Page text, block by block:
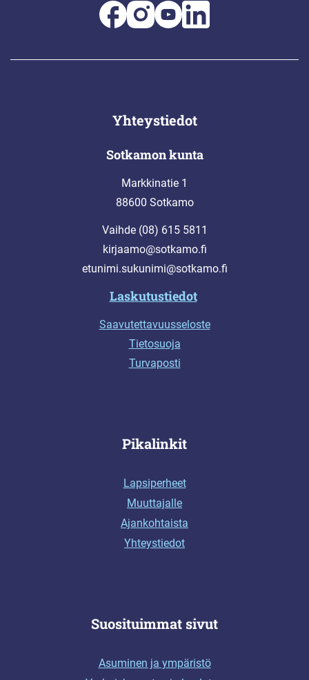
Yhteystiedot
Sotkamon kunta
Markkinatie 1
88600 Sotkamo
Vaihde (08) 615 5811
kirjaamo@sotkamo.fi
etunimi.sukunimi@sotkamo.fi
Laskutustiedot
Saavutettavuusseloste
Tietosuoja
Turvaposti
Pikalinkit
Lapsiperheet
Muuttajalle
Ajankohtaista
Yhteystiedot
Suosituimmat sivut
Asuminen ja ympäristö